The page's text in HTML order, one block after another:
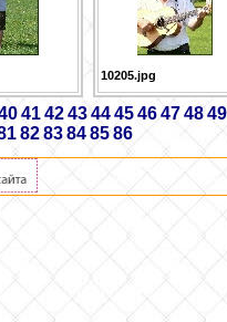
10205.jpg
414243444546474849
8283848586